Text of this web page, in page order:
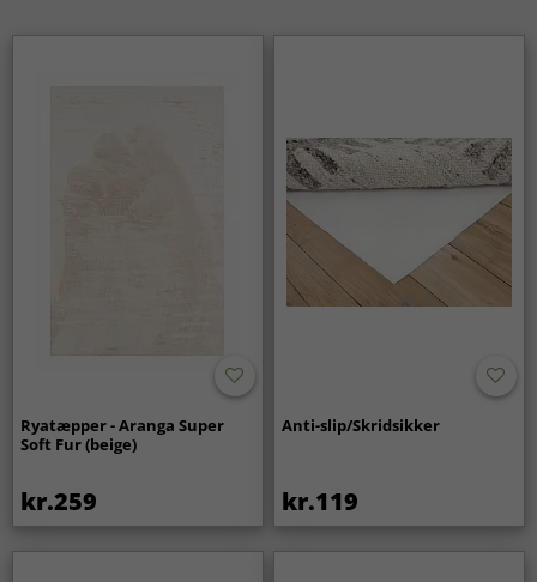
Ryatæpper - Aranga Super
Soft Fur (beige)
kr.259
Anti-slip/Skridsikker
kr.119